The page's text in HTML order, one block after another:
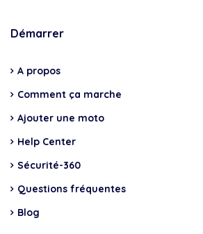
Démarrer
A propos
Comment ça marche
Ajouter une moto
Help Center
Sécurité-360
Questions fréquentes
Blog